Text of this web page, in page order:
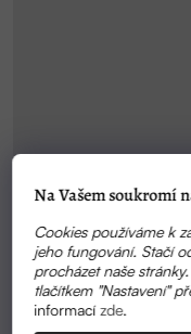
Na Vašem soukromí
Cookies používáme k
jeho fungování. Stačí
procházet naše
tlačítkem "Nastavení"
informacízde.